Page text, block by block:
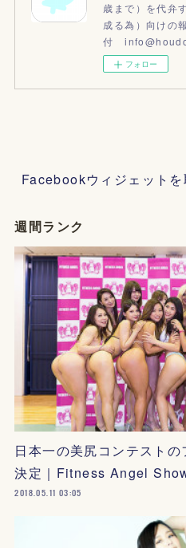
歳まで）を代弁
成る為）向けの
付
フォロー
Facebookウィジェットを
週間ランク
日本一の美尻コンテスト
決定｜Fitness Angel
2018.05.11 03:05